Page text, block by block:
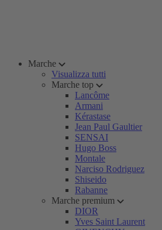
Marche
Visualizza tutti
Marche top
Lancôme
Armani
Kérastase
Jean Paul Gaultier
SENSAI
Hugo Boss
Montale
Narciso Rodriguez
Shiseido
Rabanne
Marche premium
DIOR
Yves Saint Laurent